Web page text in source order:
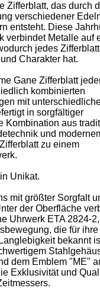
Zifferblatt, das durch
verschiedener
entsteht. Diese
verbindet Metalle auf
jedes
Charakter hat.
Gane Zifferblatt
kombinierten
mit
in sorgfältiger
Kombination aus
und
zu einem
Unikat.
mit größter Sorgfalt
der Oberfläche
Uhrwerk ETA 2824-
die für ihre
bekannt
dem Emblem "ME"
Exklusivität und